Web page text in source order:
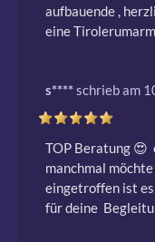
aufbauende ,
eine
s****schrieb am
TOP Beratung 😍
manchmal
eingetroffen ist
für deine